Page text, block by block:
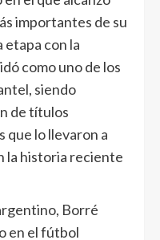
importantes de su
con la
como uno de los
siendo
de títulos
que lo llevaron a
la historia reciente
Borré
en el fútbol